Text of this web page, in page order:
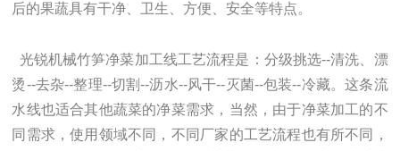
后的果蔬具有干净、卫生、方便、安全等特点。
光锐机械竹笋净菜加工线工艺流程是：分级挑选--清洗、漂
烫--去杂--整理--切割--沥水--风干--灭菌--包装--冷藏。这条流
水线也适合其他蔬菜的净菜需求，当然，由于净菜加工的不
同需求，使用领域不同，不同厂家的工艺流程也有所不同，